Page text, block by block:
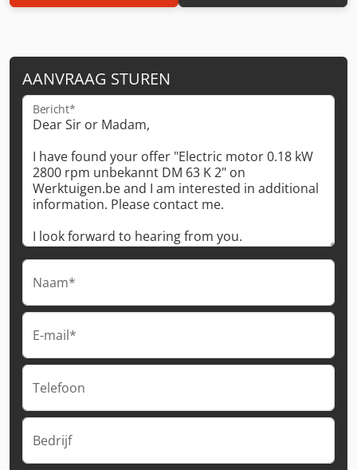
AANVRAAG STUREN
Bericht*
Naam*
E-mail*
Telefoon
Bedrijf